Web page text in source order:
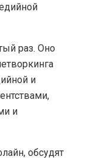
раз. Оно
и
и
обсудят